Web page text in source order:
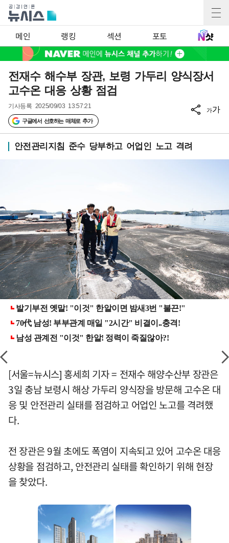
메인 랭킹 섹션 포토
전재수 해수부 장관, 보령 가두리 양식장서
고수온 대응 상황 점검
기사등록 2025/09/03 13:57:21
구글에서 선호하는 매체로 추가
가가
안전관리지침 준수 당부하고 어업인 노고 격려
[서울=뉴시스] 홍세희 기자 = 전재수 해양수산부 장관은
3일 충남 보령시 해상 가두리 양식장을 방문해 고수온 대
응 및 안전관리 실태를 점검하고 어업인 노고를 격려했
다.
전 장관은 9월 초에도 폭염이 지속되고 있어 고수온 대응
상황을 점검하고, 안전관리 실태를 확인하기 위해 현장
을 찾았다.